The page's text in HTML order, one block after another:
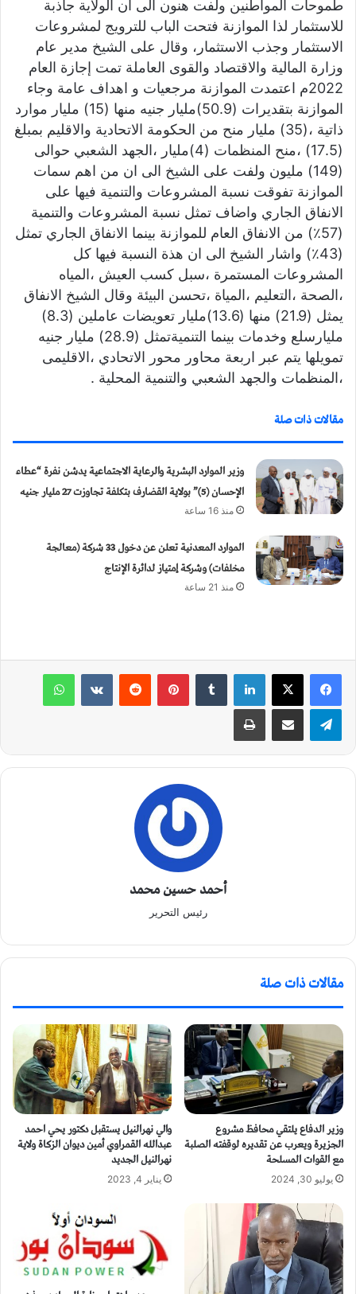
طموحات المواطنين ولفت هنون الى ان الولاية جاذبة
للاستثمار لذا الموازنة فتحت الباب للترويج لمشروعات
الاستثمار وجذب الاستثمار، وقال على الشيخ مدير عام
وزارة المالية والاقتصاد والقوى العاملة تمت إجازة العام
2022م اعتمدت الموازنة مرجعيات و اهداف عامة وجاء
الموازنة بتقديرات (50.9)مليار جنيه منها (15) مليار موارد
ذاتية ،(35) مليار منح من الحكومة الاتحادية والاقليم بمبلغ
(17.5) ،منح المنظمات (4)مليار ،الجهد الشعبي حوالى
(149) مليون ولفت على الشيخ الى ان من اهم سمات
الموازنة تفوقت نسبة المشروعات والتنمية فيها على
الانفاق الجاري واضاف تمثل نسبة المشروعات والتنمية
(57٪) من الانفاق العام للموازنة بينما الانفاق الجاري تمثل
(43٪) واشار الشيخ الى ان هذة النسبة فيها كل
المشروعات المستمرة ،سبل كسب العيش ،المياه
،الصحة ،التعليم ،المياة ،تحسن البيئة وقال الشيخ الانفاق
يمثل (21.9) منها (13.6)مليار تعويضات عاملين (8.3)
مليارسلع وخدمات بينما التنميةتمثل (28.9) مليار جنيه
تمويلها يتم عبر اربعة محاور محور الاتحادي ،الاقليمى
،المنظمات والجهد الشعبي والتنمية المحلية .
مقالات ذات صلة
وزير الموارد البشرية والرعاية الاجتماعية يدشن نفرة “عطاء
الإحسان (5)” بولاية القضارف بتكلفة تجاوزت 27 مليار جنيه
منذ 16 ساعة
الموارد المعدنية تعلن عن دخول 33 شركة (معالجة
مخلفات) وشركة إمتياز لدائرة الإنتاج
منذ 21 ساعة
لينكدإن بينتيريست
أحمد حسين محمد
رئيس التحرير
مقالات ذات صلة
وزير الدفاع يلتقي محافظ مشروع
الجزيرة ويعرب عن تقديره لوقفته الصلبة
مع القوات المسلحة
يوليو 30, 2024
والي نهرالنيل يستقبل دكتور يحي احمد
عبدالله القمراوي أمين ديوان الزكاة ولاية
نهرالنيل الجديد
يناير 4, 2023